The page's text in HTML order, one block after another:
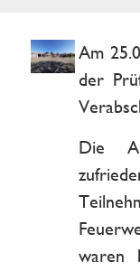
Am
der
Die
waren